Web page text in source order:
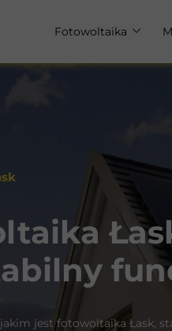
Fotowoltaika
Fotowoltaika dla
jest fotowoltaika Łask,